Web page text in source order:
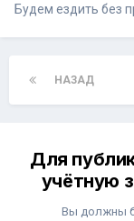
Будем ездить без
НАЗАД
Для
учётную
Вы должны